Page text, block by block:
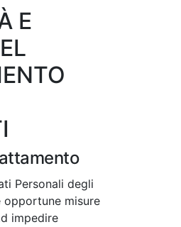
E
Personali degli
misure
impedire